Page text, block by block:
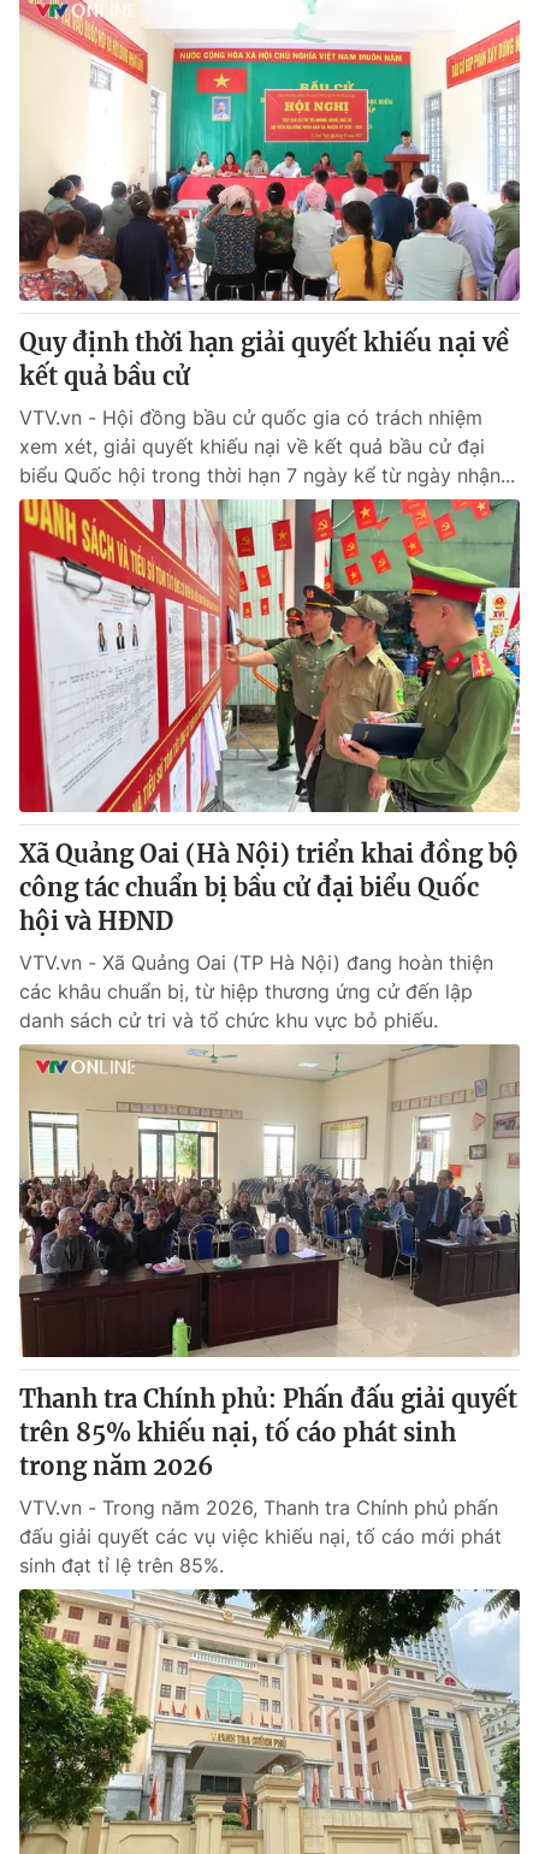
THỜI BÁO VTV
Theo dõi báo trên
Cơ quan chủ quản:Đài Truyền hình Việt Nam
Cơ quan báo chí:Thời báo VTV
Giấy phép hoạt động báo in và báo điện tử số 483/GP-BTTTT
cấp ngày 29/12/2023
Tổng Biên tập:Vũ Thanh Thủy
Phó Tổng Biên tập:Nguyễn Thị Mỹ Hạnh, Phạm Quốc Thắng,
Nguyễn Trọng Ninh
Tổng đài VTV:
024.38 355 931 - 024.38 355 932
Ðiện thoại Thời báo VTV:024.66 897 897
Email:toasoan@vtv.vn
Liên hệ quảng cáo:024-7300.7108
® Cấm sao chép dưới mọi hình thức nếu không có sự chấp
thuận bằng văn bản. Ghi rõ nguồn VTV.vn khi phát hành lại
thông tin từ website này.
Quy định thời hạn giải quyết khiếu nại về
kết quả bầu cử
VTV.vn - Hội đồng bầu cử quốc gia có trách nhiệm
xem xét, giải quyết khiếu nại về kết quả bầu cử đại
biểu Quốc hội trong thời hạn 7 ngày kể từ ngày nhận...
Xã Quảng Oai (Hà Nội) triển khai đồng bộ
công tác chuẩn bị bầu cử đại biểu Quốc
hội và HĐND
VTV.vn - Xã Quảng Oai (TP Hà Nội) đang hoàn thiện
các khâu chuẩn bị, từ hiệp thương ứng cử đến lập
danh sách cử tri và tổ chức khu vực bỏ phiếu.
Thanh tra Chính phủ: Phấn đấu giải quyết
trên 85% khiếu nại, tố cáo phát sinh
trong năm 2026
VTV.vn - Trong năm 2026, Thanh tra Chính phủ phấn
đấu giải quyết các vụ việc khiếu nại, tố cáo mới phát
sinh đạt tỉ lệ trên 85%.